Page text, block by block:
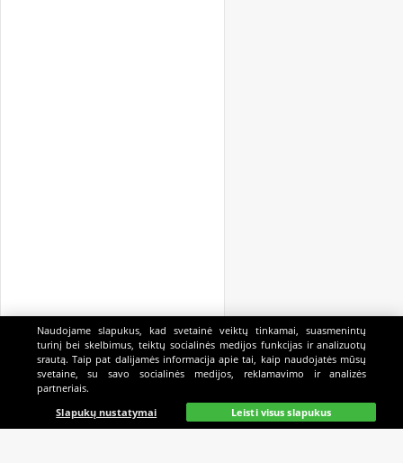
Pagrindinis Gyvai Paieška Mano Kazino
Naudojame slapukus, kad svetainė veiktų tinkamai, suasmenintų
turinį bei skelbimus, teiktų socialinės medijos funkcijas ir analizuotų
srautą. Taip pat dalijamės informacija apie tai, kaip naudojatės mūsų
svetaine, su savo socialinės medijos, reklamavimo ir analizės
partneriais.
Slapukų nustatymai
Leisti visus slapukus